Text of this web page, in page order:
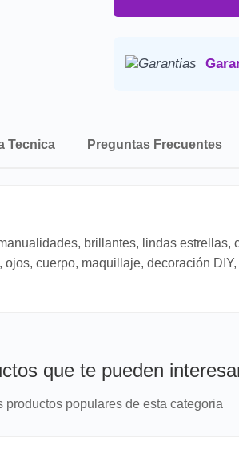
Precio final:
Consulta nuestra
Tecnica Preguntas Frecuentes
brillantes, lindas estrellas,
cuerpo, maquillaje, decoración
que te pueden
productos populares de esta categoria